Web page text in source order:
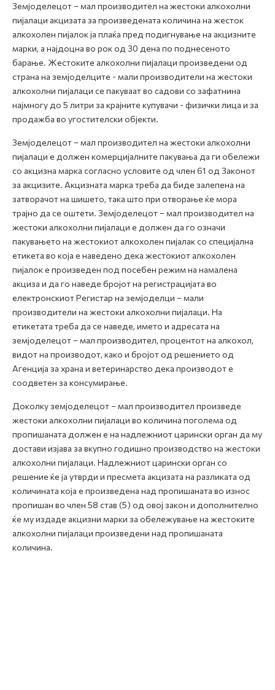
Земјоделецот – мал производител на жестоки алкохолни
пијалаци акцизата за произведената количина на жесток
алкохолен пијалок ја плаќа пред подигнување на акцизните
марки, а најдоцна во рок од 30 дена по поднесеното
барање. Жестоките алкохолни пијалаци произведени од
страна на земјоделците - мали производители на жестоки
алкохолни пијалаци се пакуваат во садови со зафатнина
најмногу до 5 литри за крајните купувачи - физички лица и за
продажба во угостителски објекти.
Земјоделецот – мал производител на жестоки алкохолни
пијалаци е должен комерцијалните пакувања да ги обележи
со акцизна марка согласно условите од член 61 од Законот
за акцизите. Акцизната марка треба да биде залепена на
затворачот на шишето, така што при отворање ќе мора
трајно да се оштети. Земјоделецот – мал производител на
жестоки алкохолни пијалаци е должен да го означи
пакувањето на жестокиот алкохолен пијалак со специјална
етикета во која е наведено дека жестокиот алкохолен
пијалок е произведен под посебен режим на намалена
акциза и да го наведе бројот на регистрацијата во
електронскиот Регистар на земјоделци – мали
производители на жестоки алкохолни пијалаци. На
етикетата треба да се наведе, името и адресата на
земјоделецот – мал производител, процентот на алкохол,
видот на производот, како и бројот од решението од
Агенција за храна и ветеринарство дека производот е
соодветен за консумирање.
Доколку земјоделецот – мал производител произведе
жестоки алкохолни пијалаци во количина поголема од
пропишаната должен е на надлежниот царински орган да му
достави изјава за вкупно годишно производство на жестоки
алкохолни пијалаци. Надлежниот царински орган со
решение ќе ја утврди и пресмета акцизата на разликата од
количината која е произведена над пропишаната во износ
пропишан во член 58 став (5) од овој закон и дополнително
ќе му издаде акцизни марки за обележување на жестоките
алкохолни пијалаци произведени над пропишаната
количина.